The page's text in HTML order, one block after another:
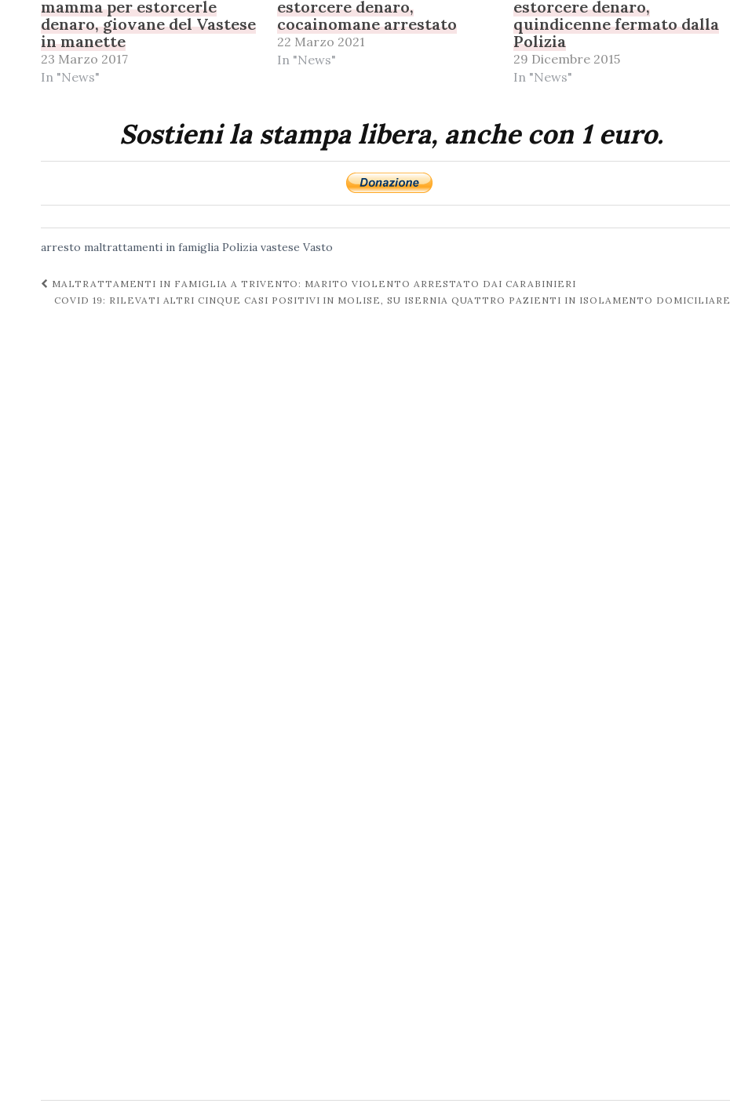
mamma per estorcerle
denaro, giovane del Vastese
in manette
23 Marzo 2017
In "News"
estorcere denaro,
cocainomane arrestato
22 Marzo 2021
In "News"
estorcere denaro,
quindicenne fermato dalla
Polizia
29 Dicembre 2015
In "News"
Sostieni la stampa libera, anche con 1 euro.
arresto maltrattamenti in famiglia Polizia vastese Vasto
Navigazione
post
MALTRATTAMENTI IN FAMIGLIA A TRIVENTO: MARITO VIOLENTO ARRESTATO DAI CARABINIERI
COVID 19: RILEVATI ALTRI CINQUE CASI POSITIVI IN MOLISE, SU ISERNIA QUATTRO PAZIENTI IN ISOLAMENTO DOMICILIARE